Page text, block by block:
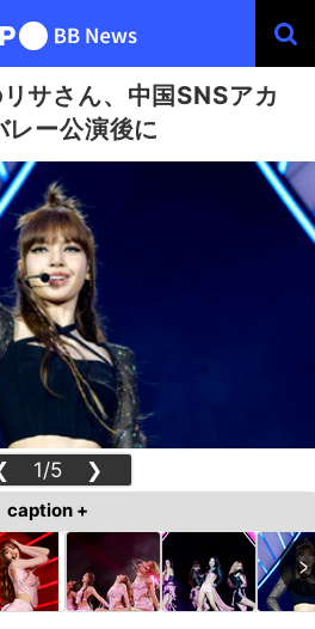
サさん、中国SNSアカ
レー公演後に
1/5 ❯
caption +